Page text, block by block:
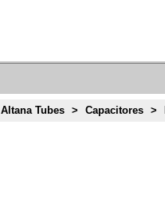
Altana Tubes > Capacitores >